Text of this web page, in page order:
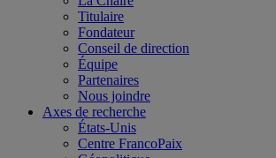
Titulaire
Fondateur
Conseil de direction
Équipe
Partenaires
Nous joindre
Axes de recherche
États-Unis
Centre FrancoPaix